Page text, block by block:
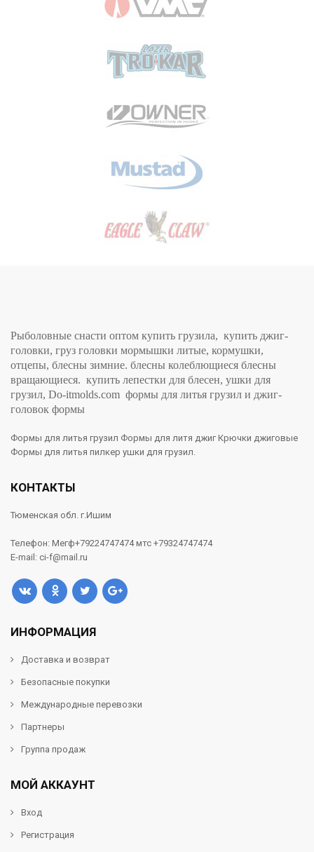
Рыболовные снасти оптом купить грузила, купить джиг-
головки, груз головки мормышки литые, кормушки,
отцепы, блесны зимние. блесны колеблющиеся блесны
вращающиеся. купить лепестки для блесен, ушки для
грузил, Do-itmolds.com формы для литья грузил и джиг-
головок формы
Формы для литья грузил Формы для литя джиг Крючки джиговые
Формы для литья пилкер ушки для грузил.
КОНТАКТЫ
Тюменская обл. г.Ишим
Телефон: Мегф+79224747474 мтс +79324747474
E-mail: ci-f@mail.ru
ИНФОРМАЦИЯ
Доставка и возврат
Безопасные покупки
Международные перевозки
Партнеры
Группа продаж
МОЙ АККАУНТ
Вход
Регистрация